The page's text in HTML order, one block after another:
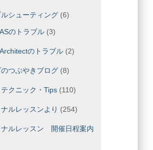
ルシューティング(6)
のトラブル(3)
のトラブル(2)
つぶやきブログ(8)
クニック・Tips(110)
ルレッスンより (254)
ナルレッスン 開催日程案内